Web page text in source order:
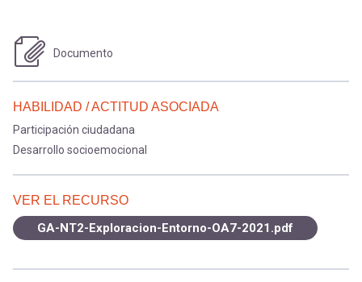
Documento
HABILIDAD / ACTITUD ASOCIADA
Participación ciudadana
Desarrollo socioemocional
VER EL RECURSO
GA-NT2-Exploracion-Entorno-OA7-2021.pdf